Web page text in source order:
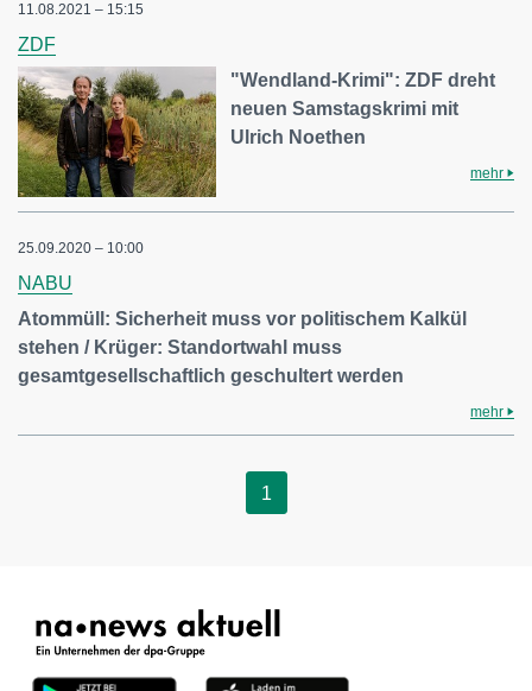
11.08.2021 – 15:15
ZDF
"Wendland-Krimi": ZDF dreht
neuen Samstagskrimi mit
Ulrich Noethen
mehr
25.09.2020 – 10:00
NABU
Atommüll: Sicherheit muss vor politischem Kalkül
stehen / Krüger: Standortwahl muss
gesamtgesellschaftlich geschultert werden
mehr
1